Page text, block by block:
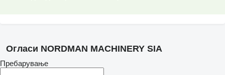
Огласи NORDMAN MACHINERY SIA
Пребарување